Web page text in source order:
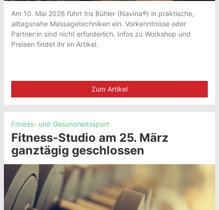
Am 10. Mai 2026 führt Iris Bühler (Navina®) in praktische,
alltagsnahe Massagetechniken ein. Vorkenntnisse oder
Partner:in sind nicht erforderlich. Infos zu Workshop und
Preisen findet ihr im Artikel.
Zum Artikel
Fitness- und Gesundheitssport
Fitness-Studio am 25. März
ganztägig geschlossen